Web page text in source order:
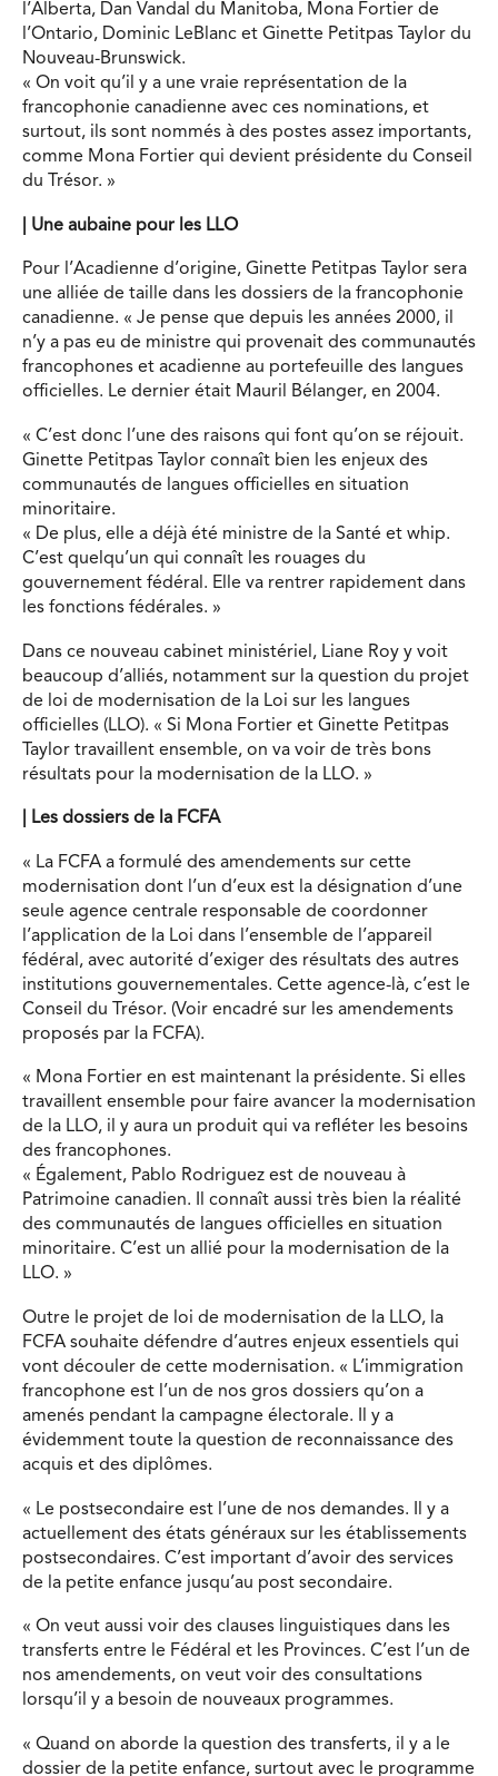
l’Alberta, Dan Vandal du Manitoba, Mona Fortier de
l’Ontario, Dominic LeBlanc et Ginette Petitpas Taylor du
Nouveau-Brunswick.
« On voit qu’il y a une vraie représentation de la
francophonie canadienne avec ces nominations, et
surtout, ils sont nommés à des postes assez importants,
comme Mona Fortier qui devient présidente du Conseil
du Trésor. »
Une aubaine pour les LLO
Pour l’Acadienne d’origine, Ginette Petitpas Taylor sera
une alliée de taille dans les dossiers de la francophonie
canadienne. « Je pense que depuis les années 2000, il
n’y a pas eu de ministre qui provenait des communautés
francophones et acadienne au portefeuille des langues
officielles. Le dernier était Mauril Bélanger, en 2004.
« C’est donc l’une des raisons qui font qu’on se réjouit.
Ginette Petitpas Taylor connaît bien les enjeux des
communautés de langues officielles en situation
minoritaire.
« De plus, elle a déjà été ministre de la Santé et whip.
C’est quelqu’un qui connaît les rouages du
gouvernement fédéral. Elle va rentrer rapidement dans
les fonctions fédérales. »
Dans ce nouveau cabinet ministériel, Liane Roy y voit
beaucoup d’alliés, notamment sur la question du projet
de loi de modernisation de la Loi sur les langues
officielles (LLO). « Si Mona Fortier et Ginette Petitpas
Taylor travaillent ensemble, on va voir de très bons
résultats pour la modernisation de la LLO. »
Les dossiers de la FCFA
« La FCFA a formulé des amendements sur cette
modernisation dont l’un d’eux est la désignation d’une
seule agence centrale responsable de coordonner
l’application de la Loi dans l’ensemble de l’appareil
fédéral, avec autorité d’exiger des résultats des autres
institutions gouvernementales. Cette agence-là, c’est le
Conseil du Trésor. (Voir encadré sur les amendements
proposés par la FCFA).
« Mona Fortier en est maintenant la présidente. Si elles
travaillent ensemble pour faire avancer la modernisation
de la LLO, il y aura un produit qui va refléter les besoins
des francophones.
« Également, Pablo Rodriguez est de nouveau à
Patrimoine canadien. Il connaît aussi très bien la réalité
des communautés de langues officielles en situation
minoritaire. C’est un allié pour la modernisation de la
LLO. »
Outre le projet de loi de modernisation de la LLO, la
FCFA souhaite défendre d’autres enjeux essentiels qui
vont découler de cette modernisation. « L’immigration
francophone est l’un de nos gros dossiers qu’on a
amenés pendant la campagne électorale. Il y a
évidemment toute la question de reconnaissance des
acquis et des diplômes.
« Le postsecondaire est l’une de nos demandes. Il y a
actuellement des états généraux sur les établissements
postsecondaires. C’est important d’avoir des services
de la petite enfance jusqu’au post secondaire.
« On veut aussi voir des clauses linguistiques dans les
transferts entre le Fédéral et les Provinces. C’est l’un de
nos amendements, on veut voir des consultations
lorsqu’il y a besoin de nouveaux programmes.
« Quand on aborde la question des transferts, il y a le
dossier de la petite enfance, surtout avec le programme